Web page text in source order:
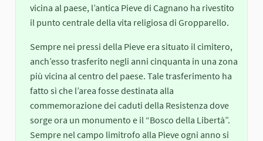
vicina al paese, l’antica Pieve di Cagnano ha rivestito
il punto centrale della vita religiosa di Gropparello.
Sempre nei pressi della Pieve era situato il cimitero,
anch’esso trasferito negli anni cinquanta in una zona
più vicina al centro del paese. Tale trasferimento ha
fatto sì che l’area fosse destinata alla
commemorazione dei caduti della Resistenza dove
sorge ora un monumento e il “Bosco della Libertà”.
Sempre nel campo limitrofo alla Pieve ogni anno si